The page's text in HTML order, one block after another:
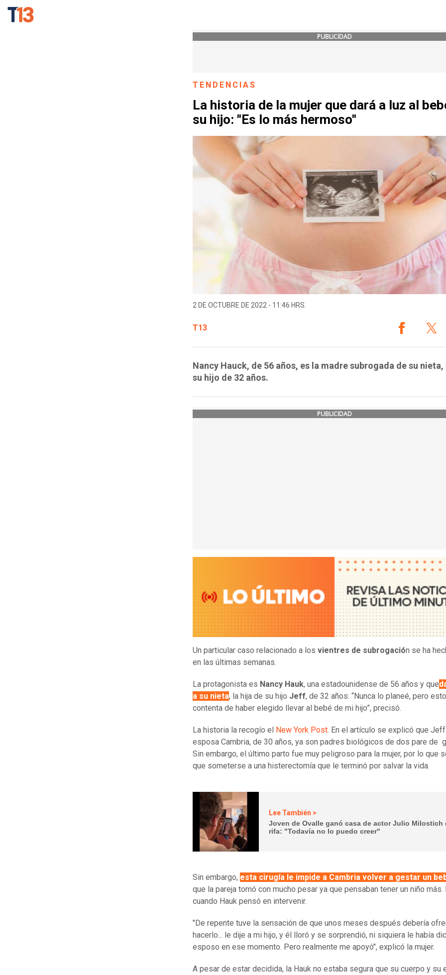
PUBLICIDAD
TENDENCIAS
La historia de la mujer que dará a luz al
su hijo: "Es lo más hermoso"
2 DE OCTUBRE DE 2022 - 11:46 HRS.
T13
Nancy Hauck, de 56 años, es la madre subrogada de su
su hijo de 32 años.
PUBLICIDAD
Un particular caso relacionado a los vientres de subrogación se ha
en las últimas semanas.
La protagonista es Nancy Hauk, una estadounidense de 56 años y que
a su nieta, la hija de su hijo Jeff, de 32 años: “Nunca lo planeé, pero
contenta de haber elegido llevar al bebé de mi hijo”, precisó.
La historia la recogío el New York Post. En el artículo se explicó que
esposa Cambria, de 30 años, ya son padres biológicos de dos pare de
Sin embargo, el último parto fue muy peligroso para la mujer, por lo que
que someterse a una histerectomía que le terminó por salvar la vida.
Lee También >
Joven de Ovalle ganó casa de actor Julio Milostich
rifa: "Todavía no lo puedo creer"
Sin embargo, esta cirugía le impide a Cambria volver a gestar un
que la pareja tomó con mucho pesar ya que pensaban tener un niño más.
cuando Hauk pensó en intervenir.
"De repente tuve la sensación de que unos meses después debería
hacerlo... le dije a mi hijo, y él lloró y se sorprendió, ni siquiera le había
esposo en ese momento. Pero realmente me apoyó", explicó la mujer.
A pesar de estar decidida, la Hauk no estaba segura que su cuerpo y su